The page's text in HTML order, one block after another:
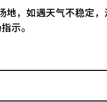
地，如遇天气不稳定
示。